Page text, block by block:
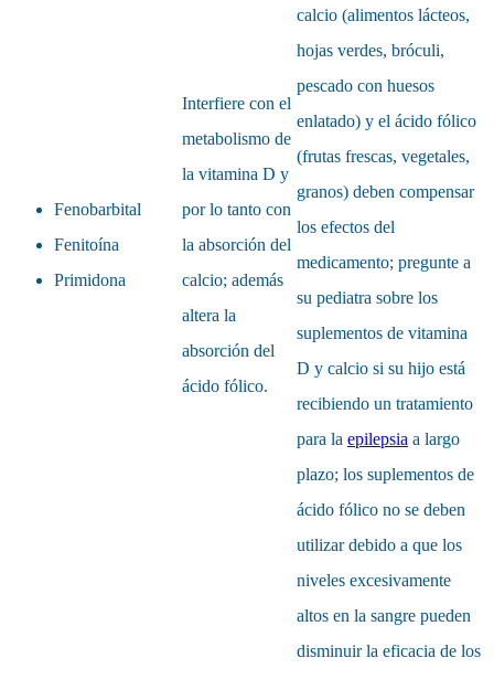
Fenobarbital
Fenitoína
Primidona
Interfiere con el
metabolismo de
la vitamina D y
por lo tanto con
la absorción del
calcio; además
altera la
absorción del
ácido fólico.
calcio (alimentos lácteos,
hojas verdes, bróculi,
pescado con huesos
enlatado) y el ácido fólico
(frutas frescas, vegetales,
granos) deben compensar
los efectos del
medicamento; pregunte a
su pediatra sobre los
suplementos de vitamina
D y calcio si su hijo está
recibiendo un tratamiento
para la epilepsia a largo
plazo; los suplementos de
ácido fólico no se deben
utilizar debido a que los
niveles excesivamente
altos en la sangre pueden
disminuir la eficacia de los